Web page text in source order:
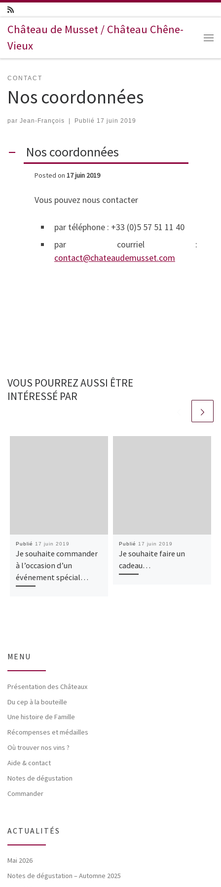
Passer au contenu
Château de Musset / Château Chêne-
Vieux
CONTACT
Nos coordonnées
par Jean-François | Publié 17 juin 2019
A Nos coordonnées
Posted on 17 juin 2019
Vous pouvez nous contacter
par téléphone : +33 (0)5 57 51 11 40
par courriel :
contact@chateaudemusset.com
VOUS POURREZ AUSSI ÊTRE
INTÉRESSÉ PAR
Publié 17 juin 2019
Je souhaite commander
à l’occasion d’un
événement spécial…
Publié 17 juin 2019
Je souhaite faire un
cadeau…
MENU
Présentation des Châteaux
Du cep à la bouteille
Une histoire de Famille
Récompenses et médailles
Où trouver nos vins ?
Aide & contact
Notes de dégustation
Commander
ACTUALITÉS
Mai 2026
Notes de dégustation – Automne 2025